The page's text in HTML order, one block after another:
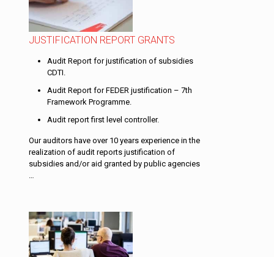
JUSTIFICATION REPORT GRANTS
Audit Report for justification of subsidies
CDTI.
Audit Report for FEDER justification – 7th
Framework Programme.
Audit report first level controller.
Our auditors have over 10 years experience in the
realization of audit reports justification of
subsidies and/or aid granted by public agencies
…